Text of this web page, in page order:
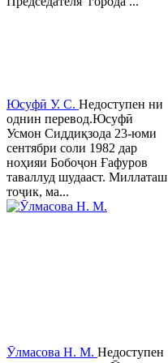
Юсуфӣ У. C. Недоступен ни
однин перевод.Юсуфӣ
Усмон Сиддиқзода 23-юми
сентябри соли 1982 дар
ноҳияи Бобоҷон Ғафуров
таваллуд шудааст. Миллаташ
тоҷик, ма...
Ӯлмасова Н. М. Недоступен